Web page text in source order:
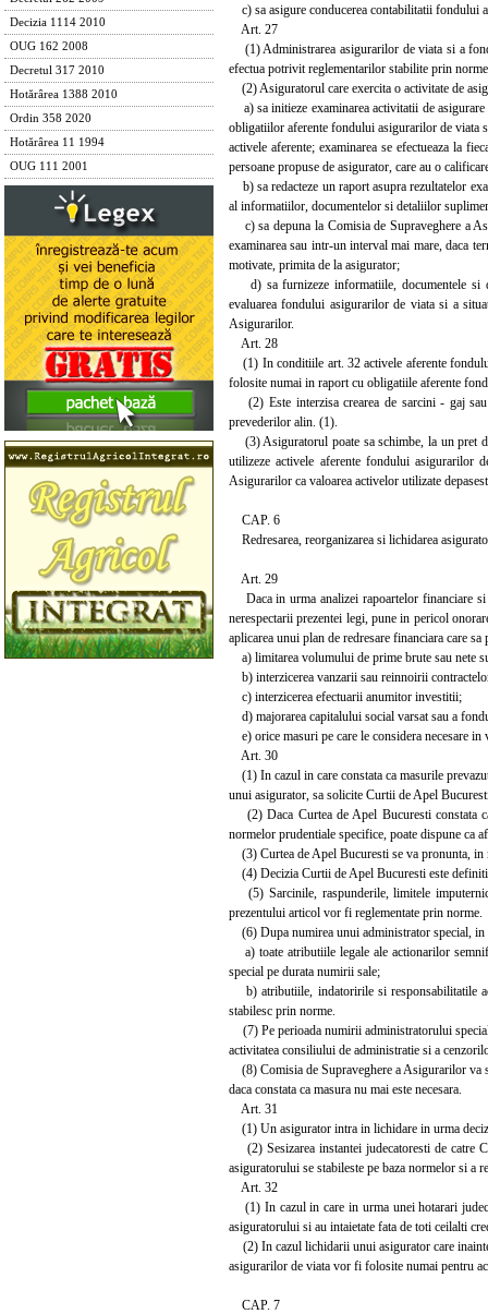
Decizia 1114 2010
OUG 162 2008
Decretul 317 2010
Hotărârea 1388 2010
Ordin 358 2020
Hotărârea 11 1994
OUG 111 2001
c) sa asigure conducerea contabilitatii fondului
Art. 27
(1) Administrarea asigurarilor de viata si a
efectua potrivit reglementarilor stabilite prin
(2) Asiguratorul care exercita o activitate de
a) sa initieze examinarea activitatii de
obligatiilor aferente fondului asigurarilor de viata
activele aferente; examinarea se efectueaza la
persoane propuse de asigurator, care au o
b) sa redacteze un raport asupra rezultatelor
al informatiilor, documentelor si detaliilor
c) sa depuna la Comisia de Supraveghere a
examinarea sau intr-un interval mai mare, daca
motivate, primita de la asigurator;
d) sa furnizeze informatiile, documentele si
evaluarea fondului asigurarilor de viata si a
Asigurarilor.
Art. 28
(1) In conditiile art. 32 activele aferente
folosite numai in raport cu obligatiile aferente
(2) Este interzisa crearea de sarcini - gaj sau
prevederilor alin. (1).
(3) Asiguratorul poate sa schimbe, la un pret
utilizeze activele aferente fondului asigurarilor
Asigurarilor ca valoarea activelor utilizate
CAP. 6
Redresarea, reorganizarea si lichidarea
Art. 29
Daca in urma analizei rapoartelor financiare si
nerespectarii prezentei legi, pune in pericol
aplicarea unui plan de redresare financiara care
a) limitarea volumului de prime brute sau nete
b) interzicerea vanzarii sau reinnoirii
c) interzicerea efectuarii anumitor investitii;
d) majorarea capitalului social varsat sau a
e) orice masuri pe care le considera necesare in
Art. 30
(1) In cazul in care constata ca masurile
unui asigurator, sa solicite Curtii de Apel
(2) Daca Curtea de Apel Bucuresti constata
normelor prudentiale specifice, poate dispune ca
(3) Curtea de Apel Bucuresti se va pronunta,
(4) Decizia Curtii de Apel Bucuresti este
(5) Sarcinile, raspunderile, limitele
prezentului articol vor fi reglementate prin norme.
(6) Dupa numirea unui administrator special, in
a) toate atributiile legale ale actionarilor
special pe durata numirii sale;
b) atributiile, indatoririle si responsabilitatile
stabilesc prin norme.
(7) Pe perioada numirii administratorului
activitatea consiliului de administratie si a
(8) Comisia de Supraveghere a Asigurarilor va
daca constata ca masura nu mai este necesara.
Art. 31
(1) Un asigurator intra in lichidare in urma
(2) Sesizarea instantei judecatoresti de catre
asiguratorului se stabileste pe baza normelor si a
Art. 32
(1) In cazul in care in urma unei hotarari
asiguratorului si au intaietate fata de toti ceilalti
(2) In cazul lichidarii unui asigurator care
asigurarilor de viata vor fi folosite numai pentru
CAP. 7